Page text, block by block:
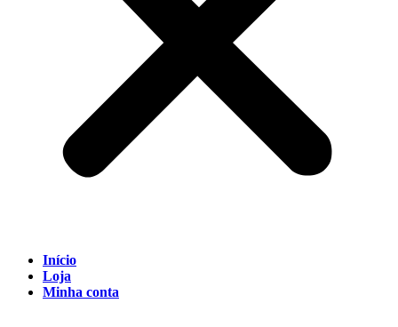
Início
Loja
Minha conta